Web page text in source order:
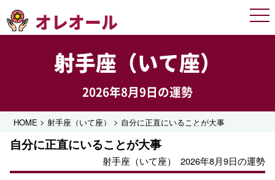
オレオール
射手座（いて座）
2026年8月9日の運勢
HOME >射手座（いて座） > 自分に正直にいることが大事
自分に正直にいることが大事
射手座（いて座） 2026年8月9日の運勢